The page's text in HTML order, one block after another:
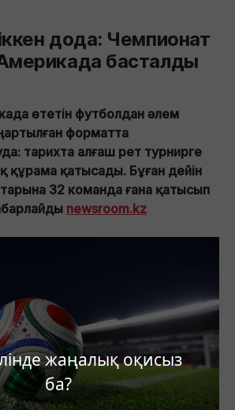
жаңалық оқисыз
ба?
дода: Чемпионат
басталды
өтетін футболдан әлем
форматта
тарихта алғаш рет турнирге
құрама қатысады. Бұған дейін
32 команда ғана қатысып
newsroom.kz